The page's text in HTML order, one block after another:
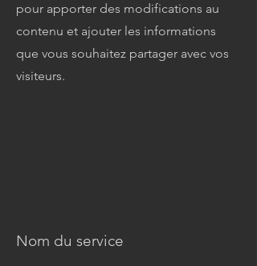
pour apporter des modifications au
contenu et ajouter les informations
que vous souhaitez partager avec vos
visiteurs.
Nom du service